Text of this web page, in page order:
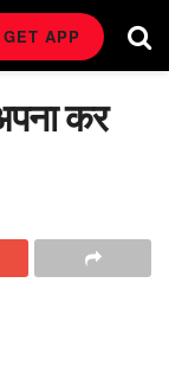
GET APP
कर